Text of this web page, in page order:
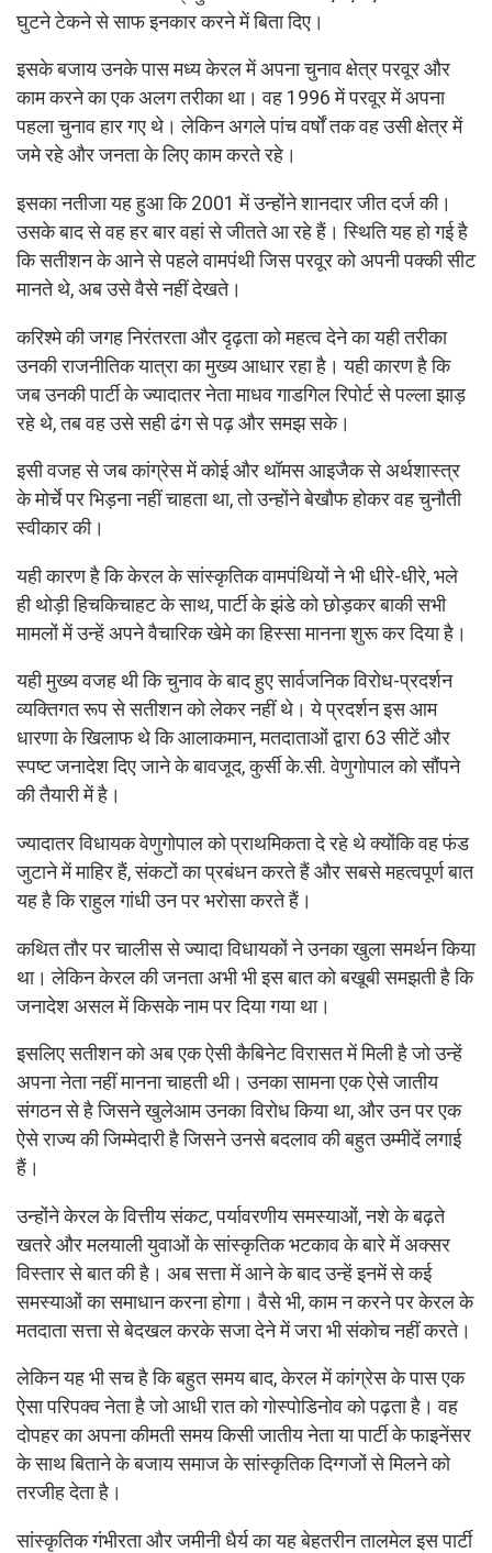
घुटने टेकने से साफ इनकार करने में बिता दिए।
इसके बजाय उनके पास मध्य केरल में अपना चुनाव क्षेत्र परवूर और
काम करने का एक अलग तरीका था। वह 1996 में परवूर में अपना
पहला चुनाव हार गए थे। लेकिन अगले पांच वर्षों तक वह उसी क्षेत्र में
जमे रहे और जनता के लिए काम करते रहे।
इसका नतीजा यह हुआ कि 2001 में उन्होंने शानदार जीत दर्ज की।
उसके बाद से वह हर बार वहां से जीतते आ रहे हैं। स्थिति यह हो गई है
कि सतीशन के आने से पहले वामपंथी जिस परवूर को अपनी पक्की सीट
मानते थे, अब उसे वैसे नहीं देखते।
करिश्मे की जगह निरंतरता और दृढ़ता को महत्व देने का यही तरीका
उनकी राजनीतिक यात्रा का मुख्य आधार रहा है। यही कारण है कि
जब उनकी पार्टी के ज्यादातर नेता माधव गाडगिल रिपोर्ट से पल्ला झाड़
रहे थे, तब वह उसे सही ढंग से पढ़ और समझ सके।
इसी वजह से जब कांग्रेस में कोई और थॉमस आइजैक से अर्थशास्त्र
के मोर्चे पर भिड़ना नहीं चाहता था, तो उन्होंने बेखौफ होकर वह चुनौती
स्वीकार की।
यही कारण है कि केरल के सांस्कृतिक वामपंथियों ने भी धीरे-धीरे, भले
ही थोड़ी हिचकिचाहट के साथ, पार्टी के झंडे को छोड़कर बाकी सभी
मामलों में उन्हें अपने वैचारिक खेमे का हिस्सा मानना शुरू कर दिया है।
यही मुख्य वजह थी कि चुनाव के बाद हुए सार्वजनिक विरोध-प्रदर्शन
व्यक्तिगत रूप से सतीशन को लेकर नहीं थे। ये प्रदर्शन इस आम
धारणा के खिलाफ थे कि आलाकमान, मतदाताओं द्वारा 63 सीटें और
स्पष्ट जनादेश दिए जाने के बावजूद, कुर्सी के.सी. वेणुगोपाल को सौंपने
की तैयारी में है।
ज्यादातर विधायक वेणुगोपाल को प्राथमिकता दे रहे थे क्योंकि वह फंड
जुटाने में माहिर हैं, संकटों का प्रबंधन करते हैं और सबसे महत्वपूर्ण बात
यह है कि राहुल गांधी उन पर भरोसा करते हैं।
कथित तौर पर चालीस से ज्यादा विधायकों ने उनका खुला समर्थन किया
था। लेकिन केरल की जनता अभी भी इस बात को बखूबी समझती है कि
जनादेश असल में किसके नाम पर दिया गया था।
इसलिए सतीशन को अब एक ऐसी कैबिनेट विरासत में मिली है जो उन्हें
अपना नेता नहीं मानना चाहती थी। उनका सामना एक ऐसे जातीय
संगठन से है जिसने खुलेआम उनका विरोध किया था, और उन पर एक
ऐसे राज्य की जिम्मेदारी है जिसने उनसे बदलाव की बहुत उम्मीदें लगाई
हैं।
उन्होंने केरल के वित्तीय संकट, पर्यावरणीय समस्याओं, नशे के बढ़ते
खतरे और मलयाली युवाओं के सांस्कृतिक भटकाव के बारे में अक्सर
विस्तार से बात की है। अब सत्ता में आने के बाद उन्हें इनमें से कई
समस्याओं का समाधान करना होगा। वैसे भी, काम न करने पर केरल के
मतदाता सत्ता से बेदखल करके सजा देने में जरा भी संकोच नहीं करते।
लेकिन यह भी सच है कि बहुत समय बाद, केरल में कांग्रेस के पास एक
ऐसा परिपक्व नेता है जो आधी रात को गोस्पोडिनोव को पढ़ता है। वह
दोपहर का अपना कीमती समय किसी जातीय नेता या पार्टी के फाइनेंसर
के साथ बिताने के बजाय समाज के सांस्कृतिक दिग्गजों से मिलने को
तरजीह देता है।
सांस्कृतिक गंभीरता और जमीनी धैर्य का यह बेहतरीन तालमेल इस पार्टी